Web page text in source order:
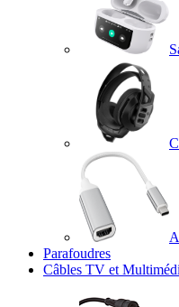
Parafoudres
Câbles TV et